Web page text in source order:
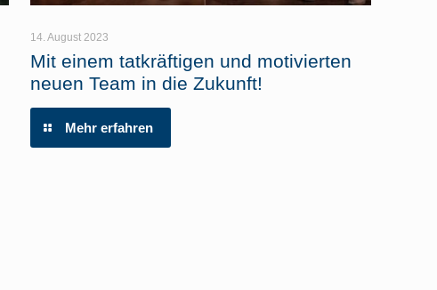
14. August 2023
Mit einem tatkräftigen und motivierten
neuen Team in die Zukunft!
Mehr erfahren